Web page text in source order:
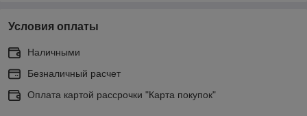
Условия оплаты
Наличными
Безналичный расчет
Оплата картой рассрочки "Карта покупок"